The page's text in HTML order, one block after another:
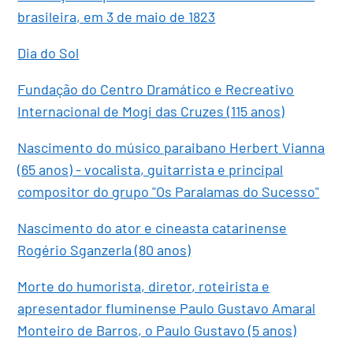
brasileira, em 3 de maio de 1823
Dia do Sol
Fundação do Centro Dramático e Recreativo
Internacional de Mogi das Cruzes (115 anos)
Nascimento do músico paraibano Herbert Vianna
(65 anos) - vocalista, guitarrista e principal
compositor do grupo "Os Paralamas do Sucesso"
Nascimento do ator e cineasta catarinense
Rogério Sganzerla (80 anos)
Morte do humorista, diretor, roteirista e
apresentador fluminense Paulo Gustavo Amaral
Monteiro de Barros, o Paulo Gustavo (5 anos)